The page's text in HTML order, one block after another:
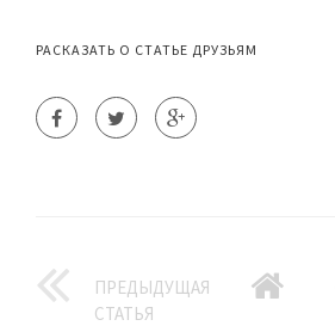
РАСКАЗАТЬ О СТАТЬЕ ДРУЗЬЯМ
ПРЕДЫДУЩАЯ
СТАТЬЯ